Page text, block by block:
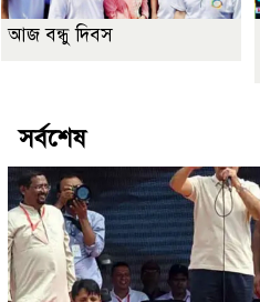
আজ বন্ধু দিবস
সর্বশেষ